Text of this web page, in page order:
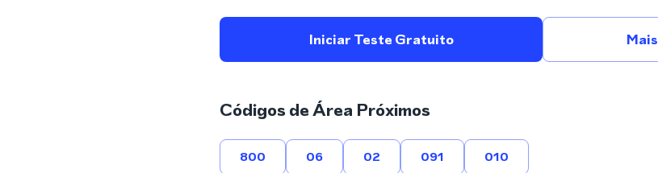
Iniciar Teste Gratuito
Códigos de Área Próximos
800 06 02 091 010